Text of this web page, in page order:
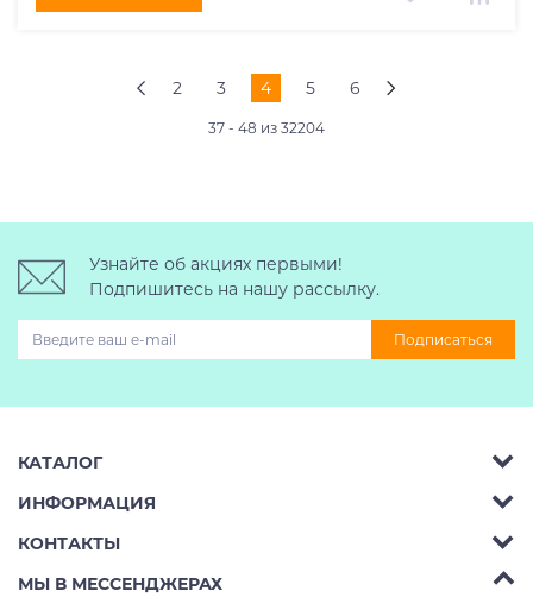
2 3 4 5 6
37 - 48 из 32204
Узнайте об акциях первыми!
Подпишитесь на нашу рассылку.
Подписаться
КАТАЛОГ
Багажник на крышу авто
Автобоксы
ИНФОРМАЦИЯ
Аренда
Ремонт
КОНТАКТЫ
Телефон: 8 (495) 2367486
МЫ В МЕССЕНДЖЕРАХ